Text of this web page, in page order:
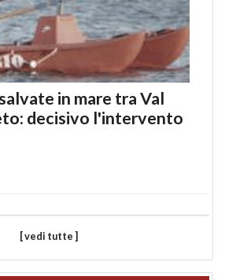
in mare tra Val
decisivo l'intervento
[ vedi tutte ]